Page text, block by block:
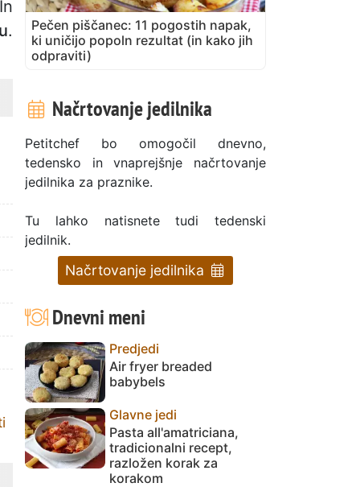
.
Pečen piščanec: 11 pogostih napak,
ki uničijo popoln rezultat (in kako jih
odpraviti)
Načrtovanje jedilnika
Petitchef bo omogočil dnevno,
tedensko in vnaprejšnje načrtovanje
jedilnika za praznike.
Tu lahko natisnete tudi tedenski
jedilnik.
Načrtovanje jedilnika
Dnevni meni
Predjedi
Air fryer breaded
babybels
Glavne jedi
Pasta all'amatriciana,
tradicionalni recept,
razložen korak za
korakom